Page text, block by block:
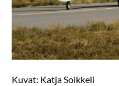
Kuvat: Katja Soikkeli